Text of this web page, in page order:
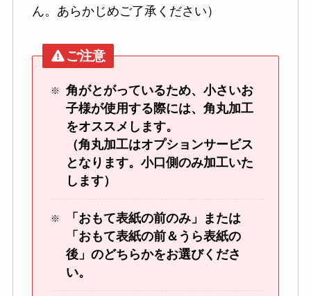
ん。あらかじめご了承ください）
ご注意
角がとがっているため、小さいお
子様が使用する際には、角丸加工
をオススメします。
（角丸加工はオプションサービス
となります。小口側のみ加工いた
します）
「おもて表紙の前のみ」または
「おもて表紙の前＆うら表紙の
後」のどちらかをお選びくださ
い。